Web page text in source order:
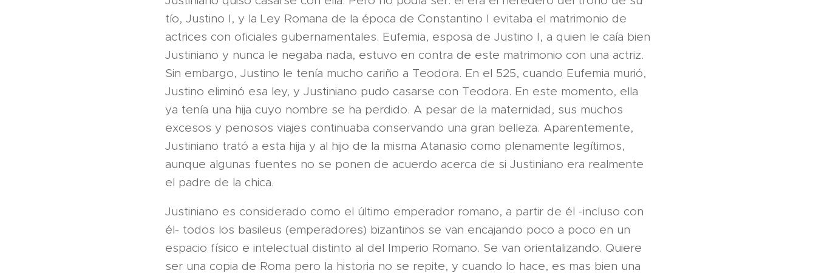
tío, Justino I, y la Ley Romana de la época de Constantino I evitaba el matrimonio de
actrices con oficiales gubernamentales. Eufemia, esposa de Justino I, a quien le caía bien
Justiniano y nunca le negaba nada, estuvo en contra de este matrimonio con una actriz.
Sin embargo, Justino le tenía mucho cariño a Teodora. En el 525, cuando Eufemia murió,
Justino eliminó esa ley, y Justiniano pudo casarse con Teodora. En este momento, ella
ya tenía una hija cuyo nombre se ha perdido. A pesar de la maternidad, sus muchos
excesos y penosos viajes continuaba conservando una gran belleza. Aparentemente,
Justiniano trató a esta hija y al hijo de la misma Atanasio como plenamente legítimos,
aunque algunas fuentes no se ponen de acuerdo acerca de si Justiniano era realmente
el padre de la chica.
Justiniano es considerado como el último emperador romano, a partir de él -incluso con
él- todos los basileus (emperadores) bizantinos se van encajando poco a poco en un
espacio físico e intelectual distinto al del Imperio Romano. Se van orientalizando. Quiere
ser una copia de Roma pero la historia no se repite, y cuando lo hace, es mas bien una